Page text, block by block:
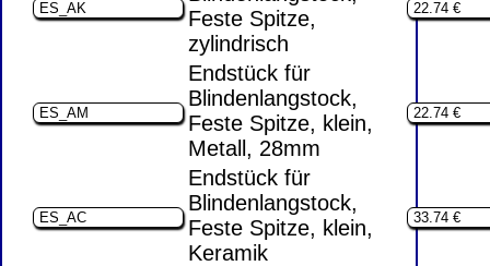
Feste Spitze,
zylindrisch
Endstück für
Blindenlangstock,
Feste Spitze, klein,
Metall, 28mm
Endstück für
Blindenlangstock,
Feste Spitze, klein,
Keramik